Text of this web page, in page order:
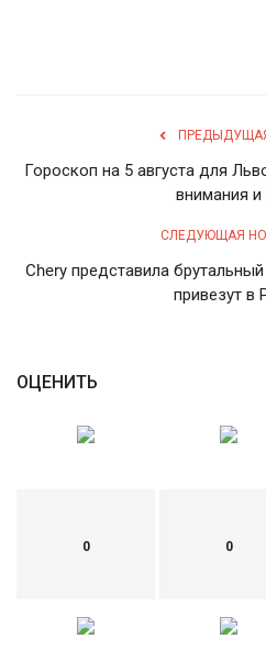
Язык
Гороскоп на 5 августа для
внимания и
СЛЕДУЮЩАЯ
Chery представила
привезут в
ОЦЕНИТЬ
0 0